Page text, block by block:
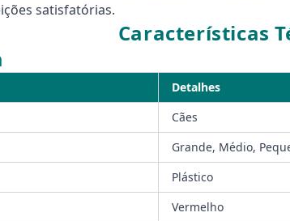
satisfatórias.
Características
Detalhes
Cães
Grande, Médio,
Plástico
Vermelho